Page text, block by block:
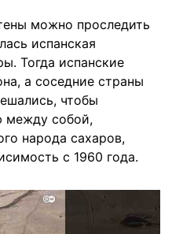
можно проследить
испанская
Тогда испанские
а соседние страны
чтобы
между собой,
народа сахаров,
с 1960 года.